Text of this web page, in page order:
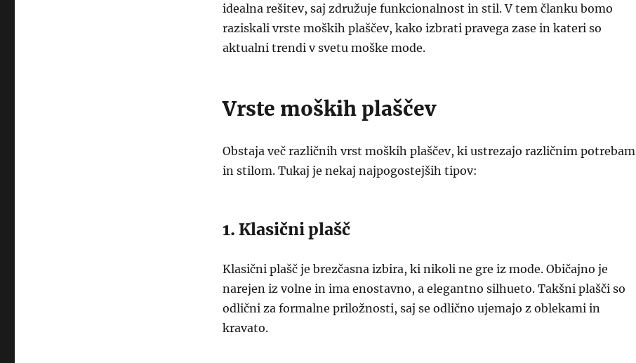
idealna rešitev, saj združuje funkcionalnost in stil. V tem članku bomo
raziskali vrste moških plaščev, kako izbrati pravega zase in kateri so
aktualni trendi v svetu moške mode.
Vrste moških plaščev
Obstaja več različnih vrst moških plaščev, ki ustrezajo različnim potrebam
in stilom. Tukaj je nekaj najpogostejših tipov:
1. Klasični plašč
Klasični plašč je brezčasna izbira, ki nikoli ne gre iz mode. Običajno je
narejen iz volne in ima enostavno, a elegantno silhueto. Takšni plašči so
odlični za formalne priložnosti, saj se odlično ujemajo z oblekami in
kravato.